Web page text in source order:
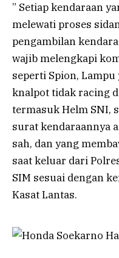
” Setiap kendaraan
melewati proses
pengambilan
wajib melengkapi
seperti Spion,
knalpot tidak racing
termasuk Helm SNI,
surat kendaraannya
sah, dan yang
saat keluar dari
SIM sesuai dengan
Kasat Lantas.